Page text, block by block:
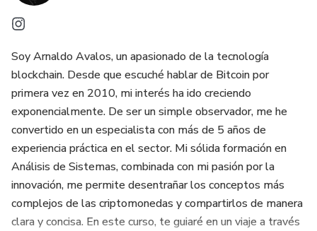
Soy Arnaldo Avalos, un apasionado de la tecnología
blockchain. Desde que escuché hablar de Bitcoin por
primera vez en 2010, mi interés ha ido creciendo
exponencialmente. De ser un simple observador, me he
convertido en un especialista con más de 5 años de
experiencia práctica en el sector. Mi sólida formación en
Análisis de Sistemas, combinada con mi pasión por la
innovación, me permite desentrañar los conceptos más
complejos de las criptomonedas y compartirlos de manera
clara y concisa. En este curso, te guiaré en un viaje a través